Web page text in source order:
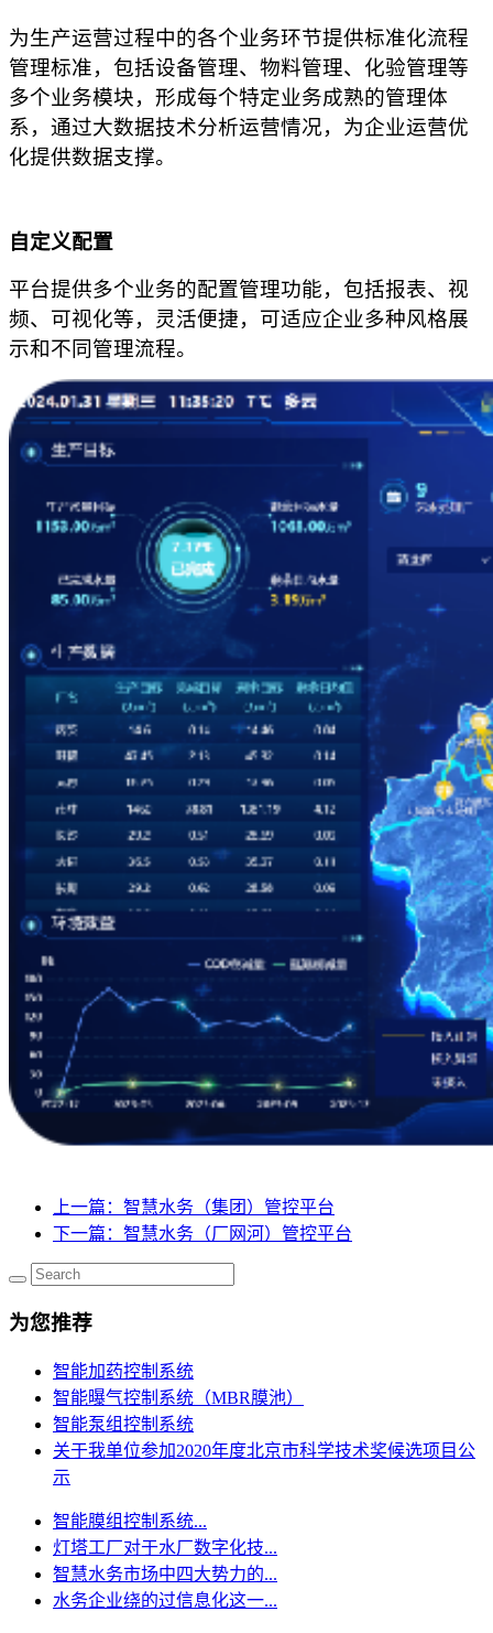
为生产运营过程中的各个业务环节提供标准化流程
管理标准，包括设备管理、物料管理、化验管理等
多个业务模块，形成每个特定业务成熟的管理体
系，通过大数据技术分析运营情况，为企业运营优
化提供数据支撑。
自定义配置
平台提供多个业务的配置管理功能，包括报表、视
频、可视化等，灵活便捷，可适应企业多种风格展
示和不同管理流程。
上一篇 ：智慧水务（集团）管控平台
下一篇 ：智慧水务（厂网河）管控平台
为您推荐
智能加药控制系统
智能曝气控制系统（MBR膜池）
智能泵组控制系统
关于我单位参加2020年度北京市科学技术奖候选项目公
示
智能膜组控制系统...
灯塔工厂对于水厂数字化技...
智慧水务市场中四大势力的...
水务企业绕的过信息化这一...